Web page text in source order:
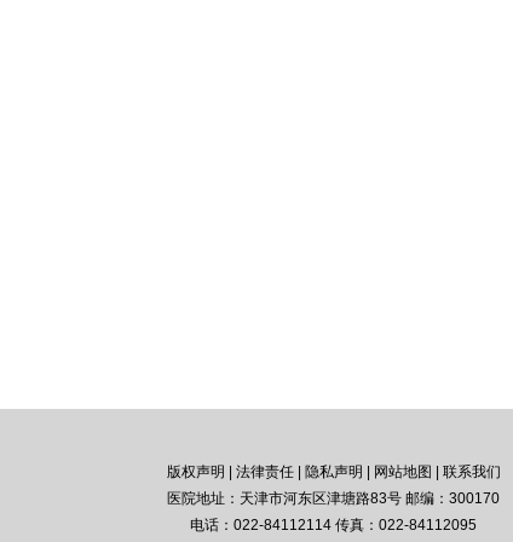
版权声明 法律责任| 隐私声明 网站地图
联系我们
医院地址：天津市河东区津塘路83号 邮编：300170
电话：022-84112114 传真：022-84112095